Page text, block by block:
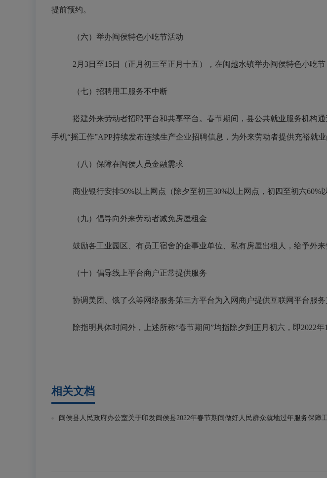
提前预约。
（六）举办闽侯特色小吃节活动
2月3日至15日（正月初三至正月十五），在闽越水镇举办闽侯特色小吃
（七）招聘用工服务不中断
搭建外来劳动者招聘平台和共享平台。春节期间，县公共就业服务机构
手机“摇工作”APP持续发布连续生产企业招聘信息，为外来劳动者提供充裕就业
（八）保障在闽侯人员金融需求
商业银行安排50%以上网点（除夕至初三30%以上网点，初四至初六60%
（九）倡导向外来劳动者减免房屋租金
鼓励各工业园区、有员工宿舍的企事业单位、私有房屋出租人，给予外来
（十）倡导线上平台商户正常提供服务
协调美团、饿了么等网络服务第三方平台为入网商户提供互联网平台服
除指明具体时间外，上述所称“春节期间”均指除夕到正月初六，即2022年
相关文档
闽侯县人民政府办公室关于印发闽侯县2022年春节期间做好人民群众就地过年服务保障